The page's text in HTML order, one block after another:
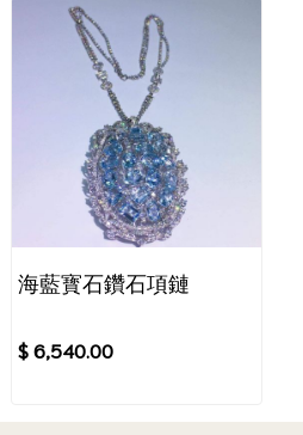
海藍寳石鑽石項鏈
$ 6,540.00